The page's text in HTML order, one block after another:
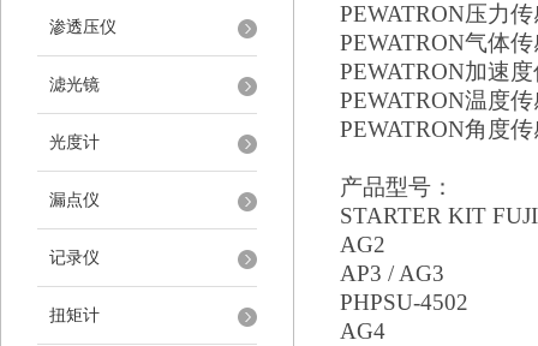
渗透压仪
滤光镜
光度计
漏点仪
记录仪
扭矩计
PEWATRON压力
PEWATRON气体
PEWATRON加速
PEWATRON温度
PEWATRON角度
产品型号：
STARTER KIT
AG2
AP3 / AG3
PHPSU-4502
AG4